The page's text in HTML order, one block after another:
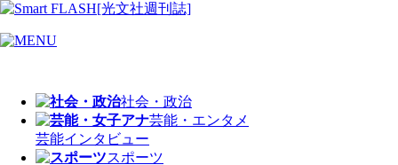
社会・政治
芸能・エンタメ
芸能インタビュー
スポーツ